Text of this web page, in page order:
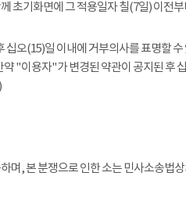
초기화면에 그 적용일자 칠(7일) 이전
오(15)일 이내에 거부의사를 표명할 수
"이용자"가 변경된 약관이 공지된 후
며, 본 분쟁으로 인한 소는 민사소송법